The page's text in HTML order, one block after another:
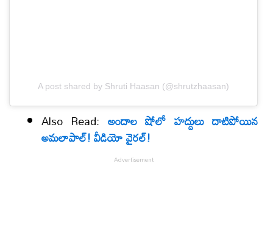
A post shared by Shruti Haasan (@shrutzhaasan)
Also Read: అందాల షోలో హద్దులు దాటిపోయిన
అమలాపాల్! వీడియో వైరల్!